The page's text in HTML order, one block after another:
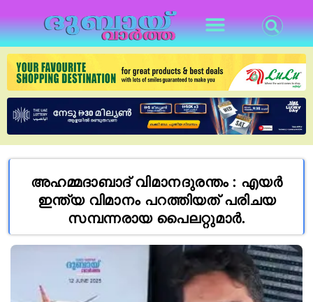
അഹമ്മദാബാദ് വിമാനദുരന്തം : എയർ
ഇന്ത്യ വിമാനം പറത്തിയത് പരിചയ
സമ്പന്നരായ പൈലറ്റുമാർ.